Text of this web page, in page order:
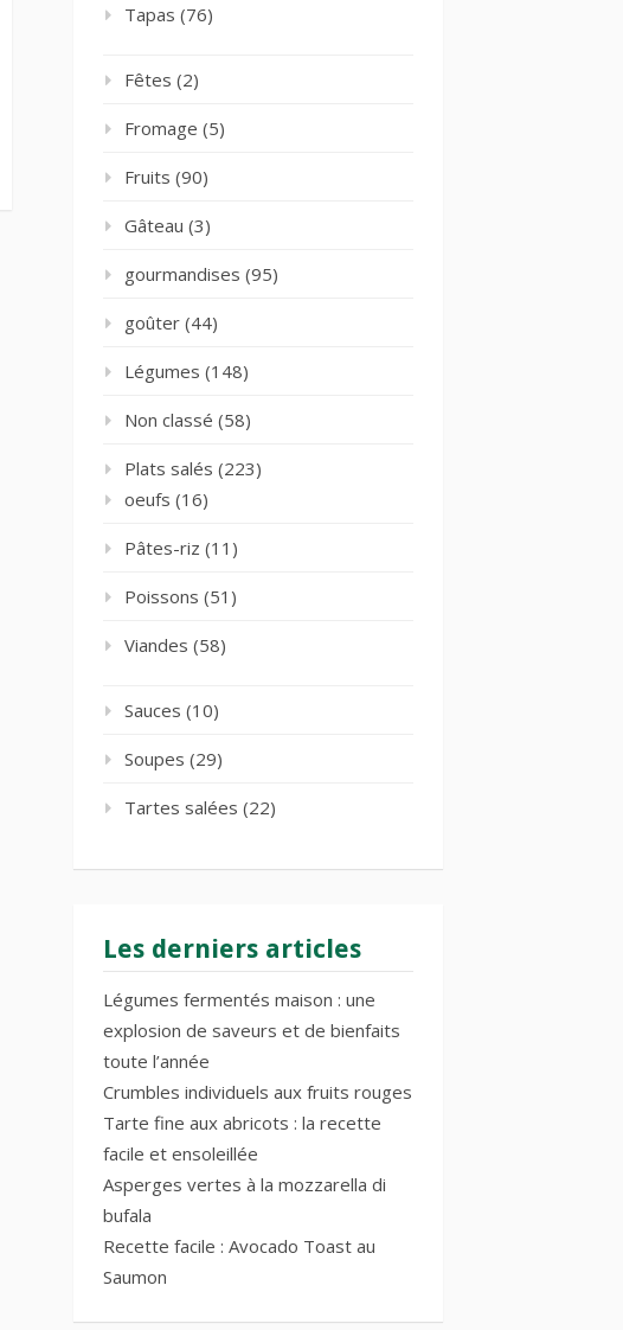
Tapas (76)
Fêtes (2)
Fromage (5)
Fruits (90)
Gâteau (3)
gourmandises (95)
goûter (44)
Légumes (148)
Non classé (58)
Plats salés (223)
oeufs (16)
Pâtes-riz (11)
Poissons (51)
Viandes (58)
Sauces (10)
Soupes (29)
Tartes salées (22)
Les derniers articles
Légumes fermentés maison : une
explosion de saveurs et de bienfaits
toute l’année
Crumbles individuels aux fruits rouges
Tarte fine aux abricots : la recette
facile et ensoleillée
Asperges vertes à la mozzarella di
bufala
Recette facile : Avocado Toast au
Saumon